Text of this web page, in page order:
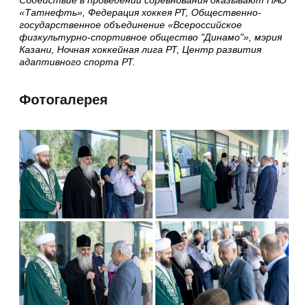
«Татнефть», Федерация хоккея РТ, Общественно-
государственное объединение «Всероссийское
физкультурно-спортивное общество "Динамо"», мэрия
Казани, Ночная хоккейная лига РТ, Центр развития
адаптивного спорта РТ.
Фотогалерея